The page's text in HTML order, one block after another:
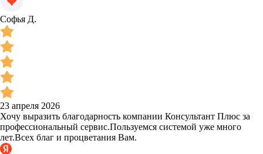
Софья Д.
23 апреля 2026
Хочу выразить благодарность компании Консультант Плюс за
профессиональный сервис.Пользуемся системой уже много
лет.Всех благ и процветания Вам.